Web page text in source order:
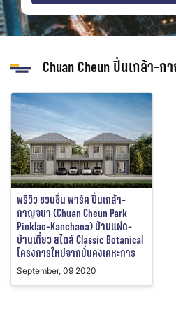
Chuan Cheun ปิ่นเกล้า-ก
พรีวิว ชวนชื่น พาร์ค ปิ่นเกล้า-
กาญจนา (Chuan Cheun Park
Pinklao-Kanchana) บ้านแฝด-
บ้านเดี่ยว สไตล์ Classic Botanical
โครงการใหม่จากมั่นคงเคหะการ
September, 09 2020